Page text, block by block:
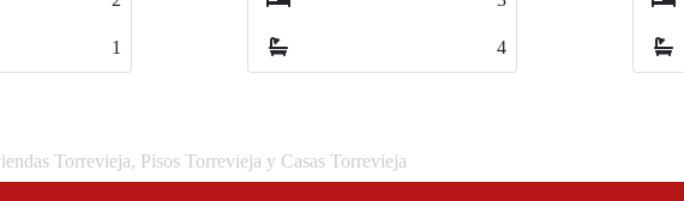
4 2
Torrevieja, Pisos Torrevieja y Casas Torrevieja